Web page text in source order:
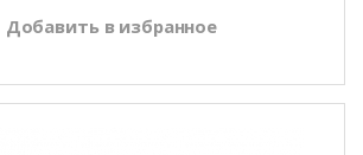
Добавить в избранное